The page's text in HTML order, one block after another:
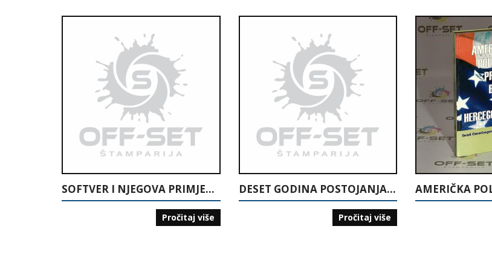
SOFTVER I NJEGOVA PRIMJENA
Pročitaj više
DESET GODINA POSTOJANJA MNK INVALIDNIH LICA “15. MAJ” TUZLA: POČECI MALOG NOGOMETA ZA INVALIDNA LICA U BIH: 1995-2005
Pročitaj više